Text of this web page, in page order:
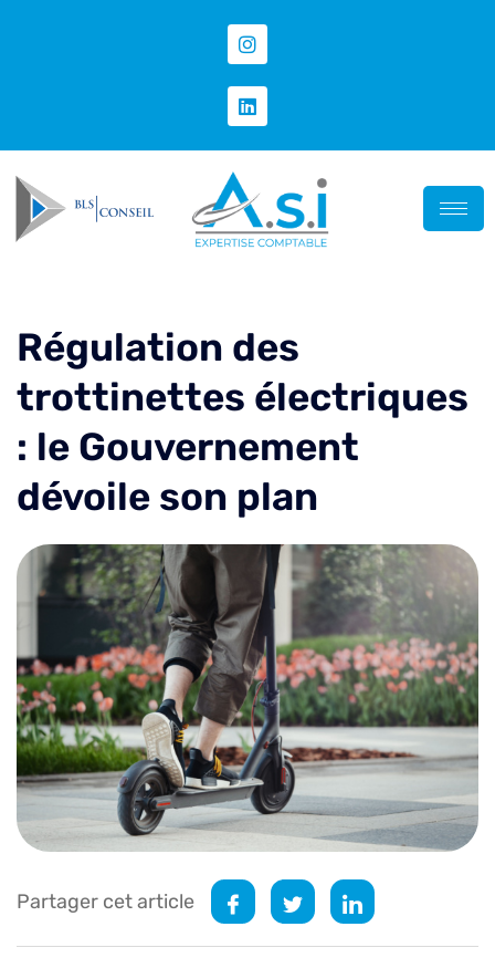
Régulation des
trottinettes électriques
: le Gouvernement
dévoile son plan
Partager cet article